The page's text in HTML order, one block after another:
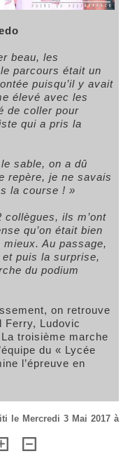
beau, les
parcours était un
puisqu’il y avait
élevé avec les
de coller pour
qui a pris la
sable, on a dû
repère, je ne savais
la course ! »
ils m’ont
qu’on était bien
mieux. Au passage,
et puis la surprise,
du podium
on retrouve
Ferry, Ludovic
troisième marche
du « Lycée
l’épreuve en
le Mercredi 3 Mai 2017 à